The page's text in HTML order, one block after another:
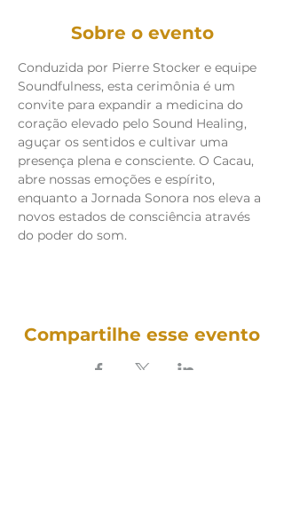
Sobre o evento
Conduzida por Pierre Stocker e equipe
Soundfulness, esta cerimônia é um
convite para expandir a medicina do
coração elevado pelo Sound Healing,
aguçar os sentidos e cultivar uma
presença plena e consciente. O Cacau,
abre nossas emoções e espírito,
enquanto a Jornada Sonora nos eleva a
novos estados de consciência através
do poder do som.
Compartilhe esse evento